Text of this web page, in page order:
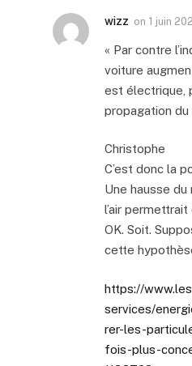
wizz on 1 juin
« Par contre
voiture
est électrique,
propagation du
Christophe
C’est donc la
Une hausse
l’air
OK. Soit.
cette
https://
services/
rer-les-
fois-plus-